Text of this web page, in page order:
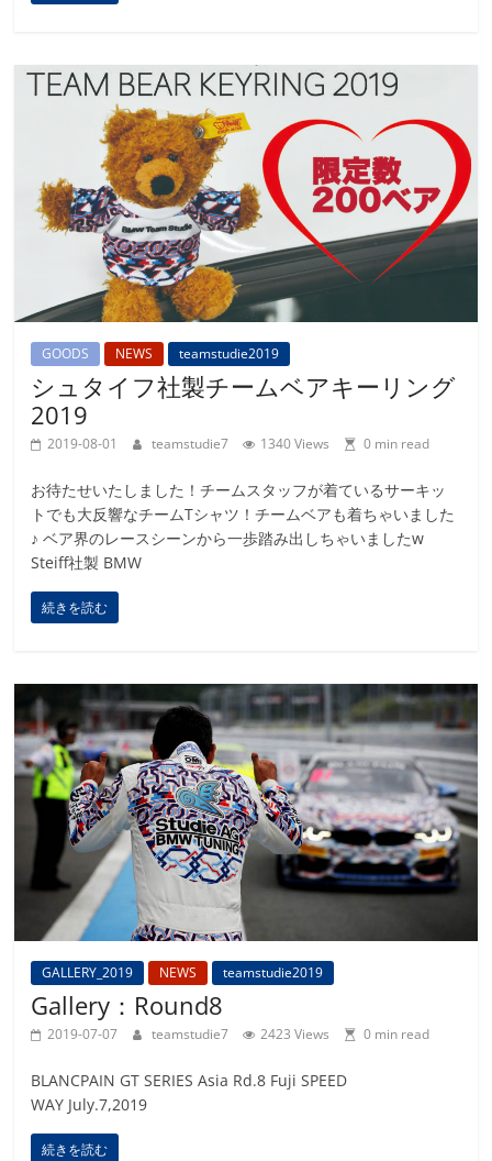
GOODS NEWS teamstudie2019
シュタイフ社製チームベアキーリング
2019
2019-08-01 teamstudie7 1340 Views 0 min read
お待たせいたしました！チームスタッフが着ているサーキッ
トでも大反響なチームTシャツ！チームベアも着ちゃいました
♪ ベア界のレースシーンから一歩踏み出しちゃいましたw
Steiff社製 BMW
続きを読む
GALLERY_2019 NEWS teamstudie2019
Gallery：Round8
2019-07-07 teamstudie7 2423 Views 0 min read
BLANCPAIN GT SERIES Asia Rd.8 Fuji SPEED
WAY July.7,2019
続きを読む